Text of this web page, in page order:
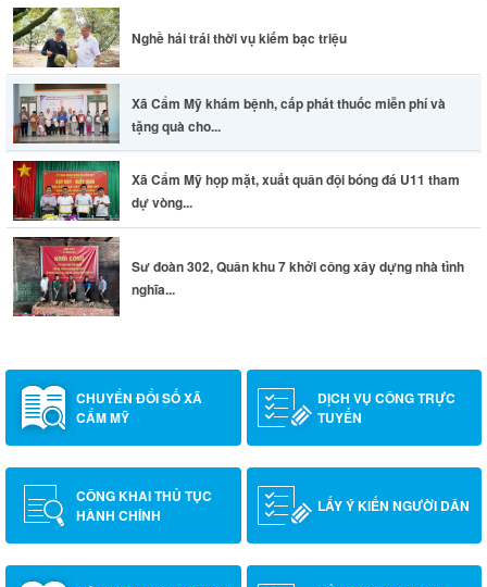
Nghề hái trái thời vụ kiếm bạc triệu
Xã Cẩm Mỹ khám bệnh, cấp phát thuốc miễn phí và
tặng quà cho...
Xã Cẩm Mỹ họp mặt, xuất quân đội bóng đá U11 tham
dự vòng...
Sư đoàn 302, Quân khu 7 khởi công xây dựng nhà tình
nghĩa...
CHUYỂN ĐỔI SỐ XÃ
CẨM MỸ
DỊCH VỤ CÔNG TRỰC
TUYẾN
CÔNG KHAI THỦ TỤC
HÀNH CHÍNH
LẤY Ý KIẾN NGƯỜI DÂN